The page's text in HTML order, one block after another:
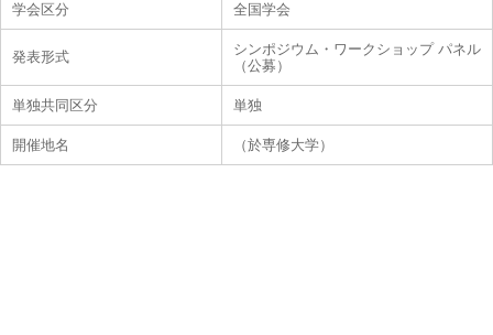
学会区分 全国学会
発表形式
シンポジウム・ワークショップ パネル
（公募）
単独共同区分 単独
開催地名 （於専修大学）